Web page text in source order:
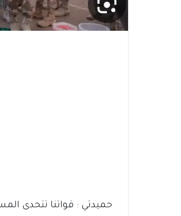
حميدتي : قواتنا تتحدى